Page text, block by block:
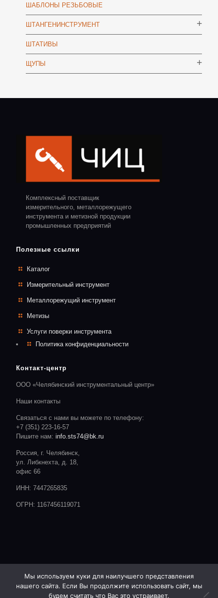
ШАБЛОНЫ РЕЗЬБОВЫЕ
ШТАНГЕНИНСТРУМЕНТ
ШТАТИВЫ
ЩУПЫ
Комплексный поставщик
измерительного, металлорежущего
инструмента и метизной продукции
промышленных предприятий
Полезные ссылки
Каталог
Измерительный инструмент
Металлорежущий инструмент
Метизы
Услуги поверки инструмента
Политика конфиденциальности
Контакт-центр
ООО «Челябинский инструментальный центр»
Наши контакты
Связаться с нами вы можете по телефону:
+7 (351) 223-16-57
Пишите нам: info.sts74@bk.ru
Россия, г. Челябинск,
ул. Либкнехта, д. 18,
офис 66
ИНН: 7447265835
ОГРН: 1167456119071
© 2020 CTC. Все права защищены.Сайт разработан студией:
Мы используем куки для наилучшего представления
нашего сайта. Если Вы продолжите использовать сайт, мы
будем считать что Вас это устраивает.